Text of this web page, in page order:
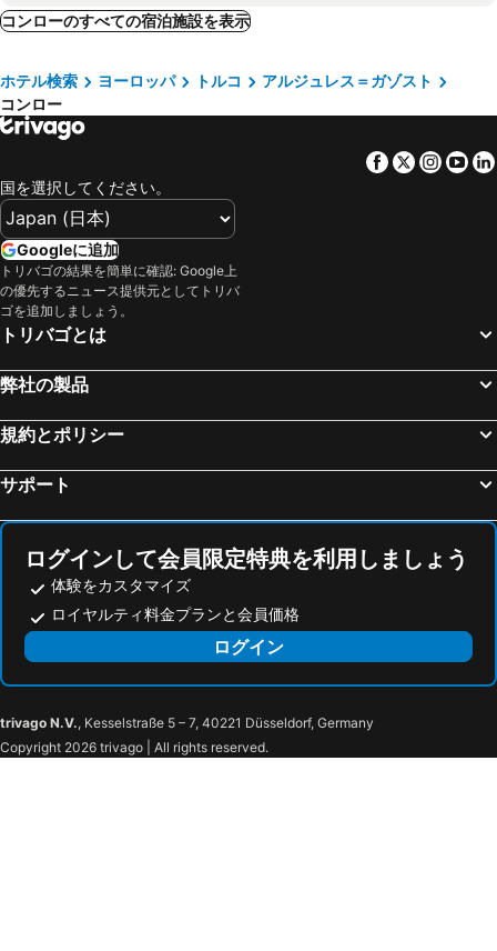
Leslion Luxury Hotel
ATALLA HOTEL
BONE BEST OTEL
Aziz Pansiyon 2
ホテル トウェンティ
Linda Expo Palace
Casa Maria Hotel
アテルヤ アート ホテル
Regnum The Crown
Expo Park Hotel
Cullinan Belek
コニストン, アルジュレス＝ガゾスト 宿泊施設 -
サント ステファノ ディ カマストラ, アルジュレス＝ガゾスト 宿泊施設 -
サン セバスチャン デ ロス レジェス, アルジュレス＝ガゾスト 宿泊施設 -
ケメル, アルジュレス＝ガゾスト 宿泊施設 -
レオシン, アルジュレス＝ガゾスト 宿泊施設 -
Serik, アルジュレス＝ガゾスト 宿泊施設 -
Demre, アルジュレス＝ガゾスト 宿泊施設 -
ヴィラルバ, アルジュレス＝ガゾスト 宿泊施設 -
Konyaaltı, アルジュレス＝ガゾスト 宿泊施設 -
ギョレメ, Nevşehir Province 宿泊施設 -
Arnavutköy, クレルモン レロー 宿泊施設 -
Uçhisar, Nevşehir Province 宿泊施設 -
スペッロ, ラングドック ルシヨン 宿泊施設 -
コンローのすべての宿泊施設を表示
ホテル検索 ヨーロッパ トルコ
アルジュレス＝ガゾスト
コンロー
Facebook
Twitter
国を選択してください。
Googleに追加
トリバゴの結果を簡単に確認: Google上
の優先するニュース提供元としてトリバ
ゴを追加しましょう。
トリバゴとは
弊社の製品
規約とポリシー
サポート
ログインして会員限定特典を利用しましょう
体験をカスタマイズ
ロイヤルティ料金プランと会員価格
ログイン
trivago N.V., Kesselstraße 5 – 7, 40221 Düsseldorf, Germany
Copyright 2026 trivago | All rights reserved.